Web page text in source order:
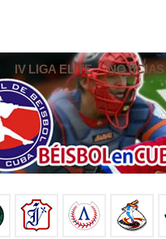
IV LIGA ELITE NOTICIAS